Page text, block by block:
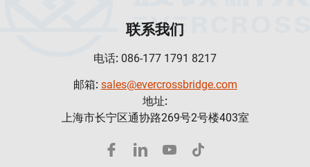
联系我们
电话: 086-177 1791 8217
邮箱: sales@evercrossbridge.com
地址:
上海市长宁区通协路269号2号楼403室